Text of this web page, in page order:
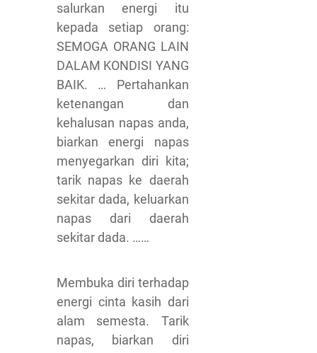
salurkan energi itu
kepada setiap orang:
SEMOGA ORANG LAIN
DALAM KONDISI YANG
BAIK. … Pertahankan
ketenangan dan
kehalusan napas anda,
biarkan energi napas
menyegarkan diri kita;
tarik napas ke daerah
sekitar dada, keluarkan
napas dari daerah
sekitar dada. ……
Membuka diri terhadap
energi cinta kasih dari
alam semesta. Tarik
napas, biarkan diri